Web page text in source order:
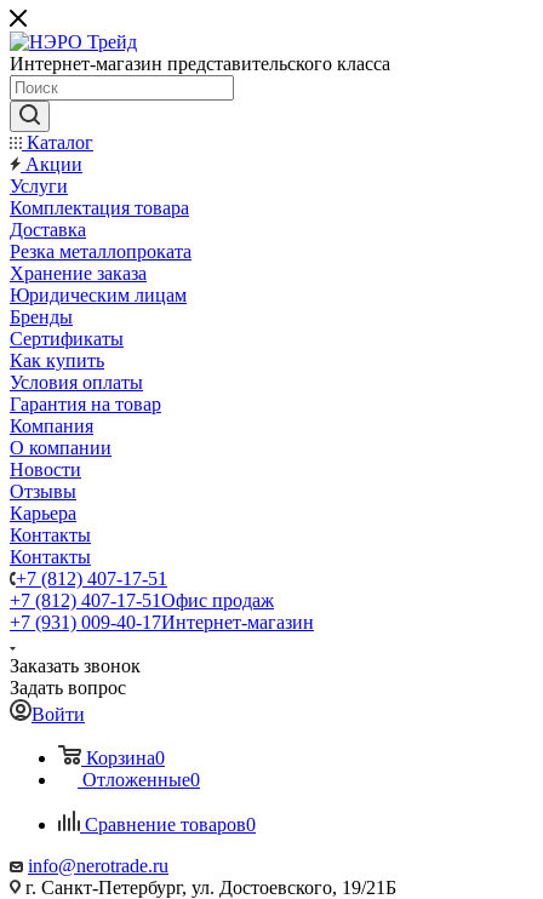
Интернет-магазин представительского класса
Каталог
Акции
Услуги
Комплектация товара
Доставка
Резка металлопроката
Хранение заказа
Юридическим лицам
Бренды
Сертификаты
Как купить
Условия оплаты
Гарантия на товар
Компания
О компании
Новости
Отзывы
Карьера
Контакты
Контакты
+7 (812) 407-17-51
+7 (812) 407-17-51Офис продаж
+7 (931) 009-40-17Интернет-магазин
Заказать звонок
Задать вопрос
Войти
Корзина0
Отложенные0
Сравнение товаров0
info@nerotrade.ru
г. Санкт-Петербург, ул. Достоевского, 19/21Б